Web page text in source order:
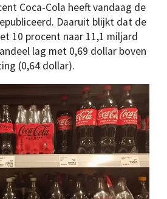
Coca-Cola heeft vandaag de
Daaruit blijkt dat de
10 procent naar 11,1 miljard
lag met 0,69 dollar boven
(0,64 dollar).